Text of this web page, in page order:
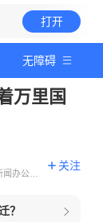
打开
无障碍
万里国
办公室
关注
？